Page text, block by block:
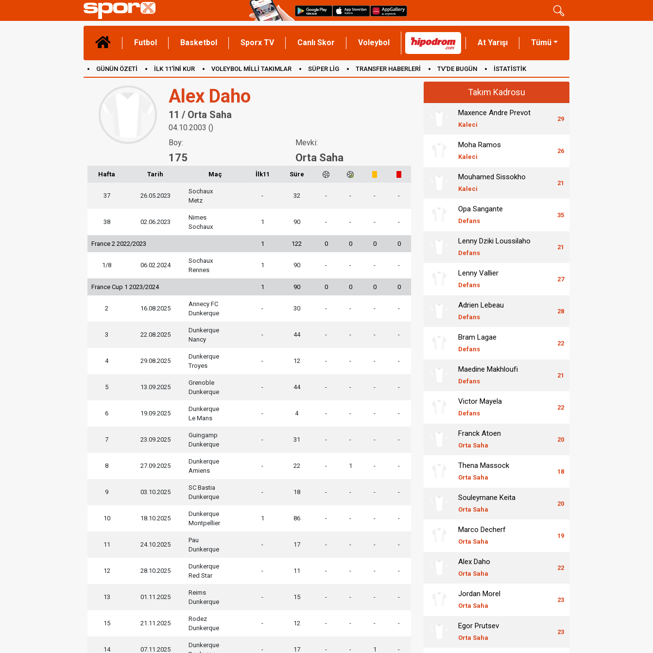
Futbol Basketbol Sporx TV Canlı Skor Voleybol At Yarışı Tümü
GÜNÜN ÖZETİ İLK 11'İNİ KUR VOLEYBOL MİLLİ TAKIMLAR SÜPER LİG TRANSFER HABERLERİ TV'DE BUGÜN İSTATİSTİK
Alex Daho
11 / Orta Saha
04.10.2003 ()
Boy:
175
Mevki:
Orta Saha
Hafta Tarih Maç İlk11 Süre
37 26.05.2023
Sochaux
Metz
- 32 - - - -
38 02.06.2023
Nimes
Sochaux
1 90 - - - -
France 2 2022/2023 1 122 0 0 0 0
1/8 06.02.2024
Sochaux
Rennes
1 90 - - - -
France Cup 1 2023/2024 1 90 0 0 0 0
2 16.08.2025
Annecy FC
Dunkerque
- 30 - - - -
3 22.08.2025
Dunkerque
Nancy
- 44 - - - -
4 29.08.2025
Dunkerque
Troyes
- 12 - - - -
5 13.09.2025
Grenoble
Dunkerque
- 44 - - - -
6 19.09.2025
Dunkerque
Le Mans
- 4 - - - -
7 23.09.2025
Guingamp
Dunkerque
- 31 - - - -
8 27.09.2025
Dunkerque
Amiens
- 22 - 1 - -
9 03.10.2025
SC Bastia
Dunkerque
- 18 - - - -
10 18.10.2025
Dunkerque
Montpellier
1 86 - - - -
11 24.10.2025
Pau
Dunkerque
- 17 - - - -
12 28.10.2025
Dunkerque
Red Star
- 11 - - - -
13 01.11.2025
Reims
Dunkerque
- 15 - - - -
15 21.11.2025
Rodez
Dunkerque
- 12 - - - -
14 07.11.2025
Dunkerque
- 17 - - 1 -
Takım Kadrosu
Maxence Andre Prevot
Kaleci
29
Moha Ramos
Kaleci
26
Mouhamed Sissokho
Kaleci
21
Opa Sangante
Defans
35
Lenny Dziki Loussilaho
Defans
21
Lenny Vallier
Defans
27
Adrien Lebeau
Defans
28
Bram Lagae
Defans
22
Maedine Makhloufi
Defans
21
Victor Mayela
Defans
22
Franck Atoen
Orta Saha
20
Thena Massock
Orta Saha
18
Souleymane Keita
Orta Saha
20
Marco Decherf
Orta Saha
19
Alex Daho
Orta Saha
22
Jordan Morel
Orta Saha
23
Egor Prutsev
Orta Saha
23